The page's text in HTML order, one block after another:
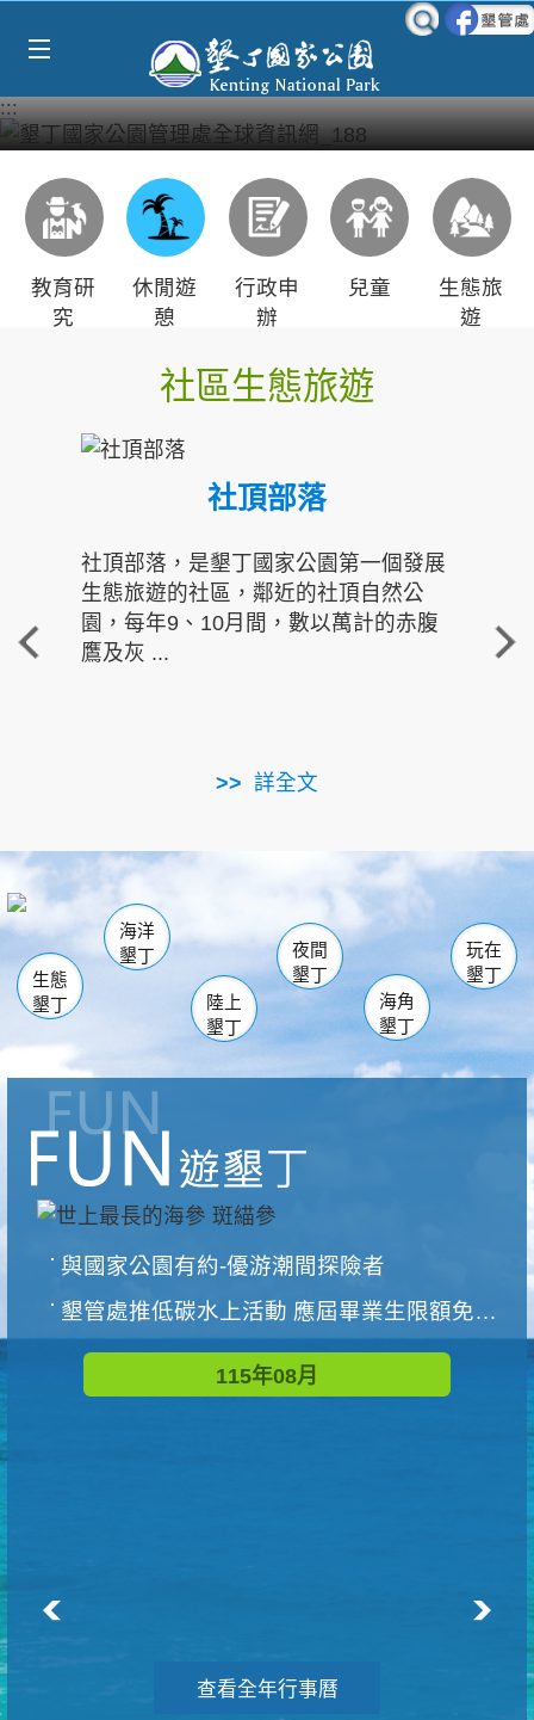
:::
教育研
究
休閒遊
憩
行政申
辦
兒童
生態旅
遊
社區生態旅遊
社頂部落
社頂部落，是墾丁國家公園第一個發展
生態旅遊的社區，鄰近的社頂自然公
園，每年9、10月間，數以萬計的赤腹
鷹及灰 ...
詳全文
重
走進
南仁湖
海生館
恆春 佳樂水
龍鑾潭自然中心 森林遊樂區
瓊麻館
關山 墾管處遊客中心
社頂公園 風吹沙
船帆石
白砂 龍磐公園
香蕉灣
砂島
鵝鑾鼻
生態
墾丁
海洋
墾丁
陸上
墾丁
夜間
墾丁
海角
墾丁
玩在
墾丁
與國家公園有約-優游潮間探險者
墾管處推低碳水上活動 應屆畢業生限額免費參加
115年08月
查看全年行事曆